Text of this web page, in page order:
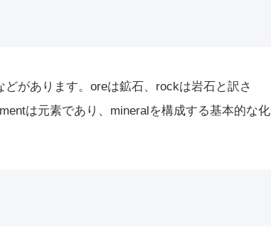
どがあります。oreは鉱石、rockは岩石と訳さ
は元素であり、mineralを構成する基本的な化